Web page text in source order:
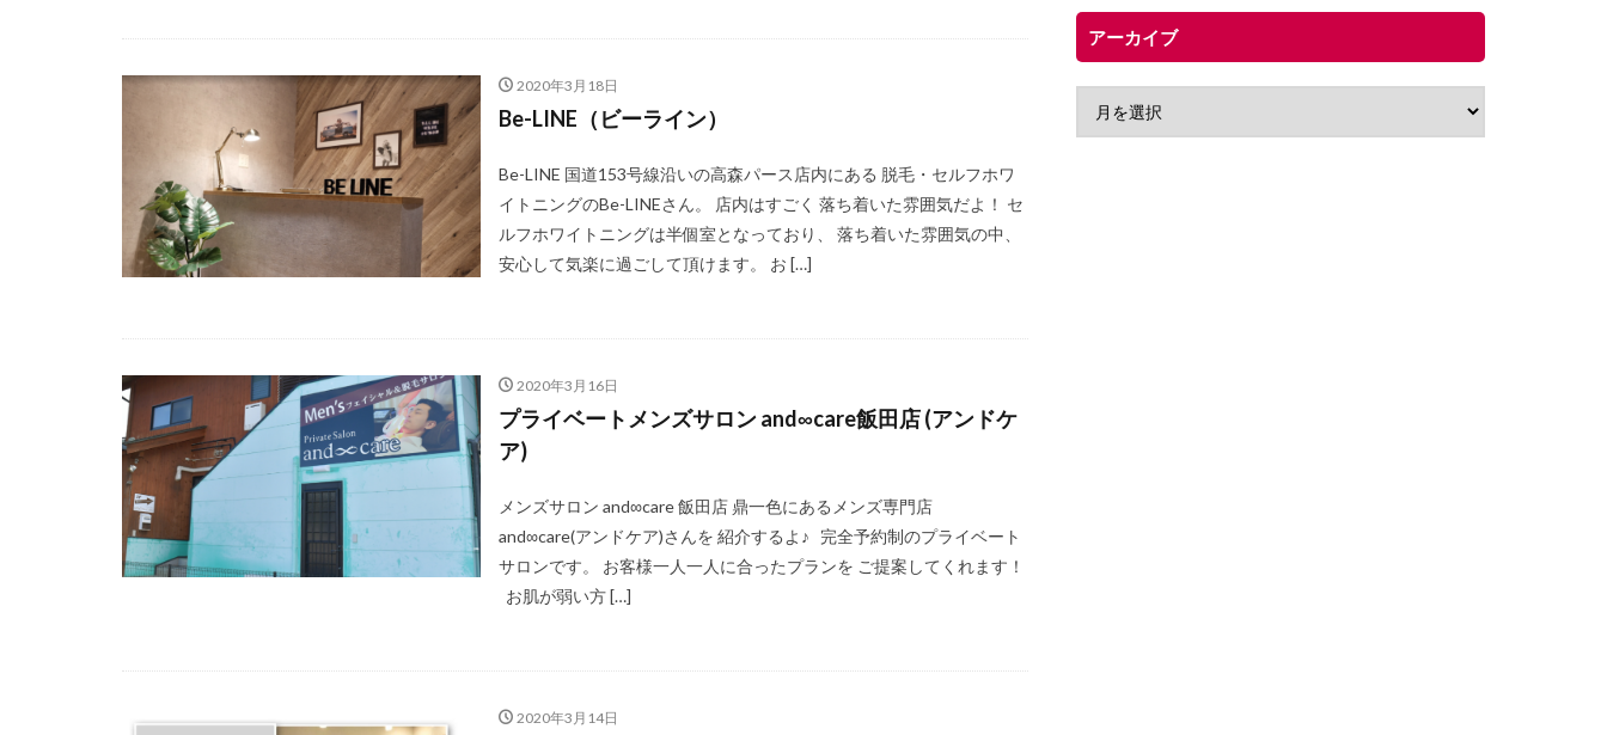
2020年3月18日
Be-LINE（ビーライン）
Be-LINE 国道153号線沿いの高森パース店内にある 脱毛・セルフホワ
イトニングのBe-LINEさん。 店内はすごく 落ち着いた雰囲気だよ！ セ
ルフホワイトニングは半個室となっており、 落ち着いた雰囲気の中、
安心して気楽に過ごして頂けます。 お […]
2020年3月16日
プライベートメンズサロン and∞care飯田店 (アンドケ
ア)
メンズサロン and∞care 飯田店 鼎一色にあるメンズ専門店
and∞care(アンドケア)さんを 紹介するよ♪ 完全予約制のプライベート
サロンです。 お客様一人一人に合ったプランを ご提案してくれます！
お肌が弱い方 […]
2020年3月14日
アーカイブ